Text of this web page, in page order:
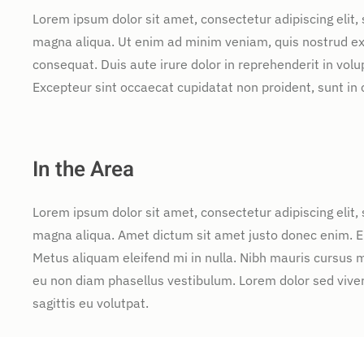
Lorem ipsum dolor sit amet, consectetur adipiscing
magna aliqua. Ut enim ad minim veniam, quis nostrud
consequat. Duis aute irure dolor in reprehenderit in
Excepteur sint occaecat cupidatat non proident, sunt
In the Area
Lorem ipsum dolor sit amet, consectetur adipiscing
magna aliqua. Amet dictum sit amet justo donec enim.
Metus aliquam eleifend mi in nulla. Nibh mauris
eu non diam phasellus vestibulum. Lorem dolor sed
sagittis eu volutpat.